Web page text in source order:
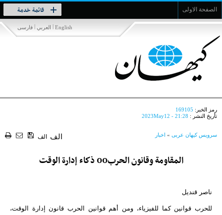
الصفحة الاولى قائمة خدمة
Toggle
navigation
فارسی | العربي | English
رمز الخبر: 169105
تأريخ النشر : 2023May12 - 21:28
سرویس کیهان عربی » اخبار الف الف
المقاومة وقانون الحرب00 ذكاء إدارة الوقت
ناصر قنديل
للحرب قوانين كما للفيزياء، ومن أهم قوانين الحرب قانون إدارة الوقت،